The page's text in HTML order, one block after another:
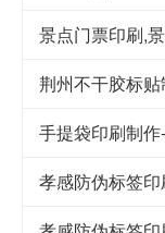
景点门票印刷,
手提袋印刷制
孝感防伪标签